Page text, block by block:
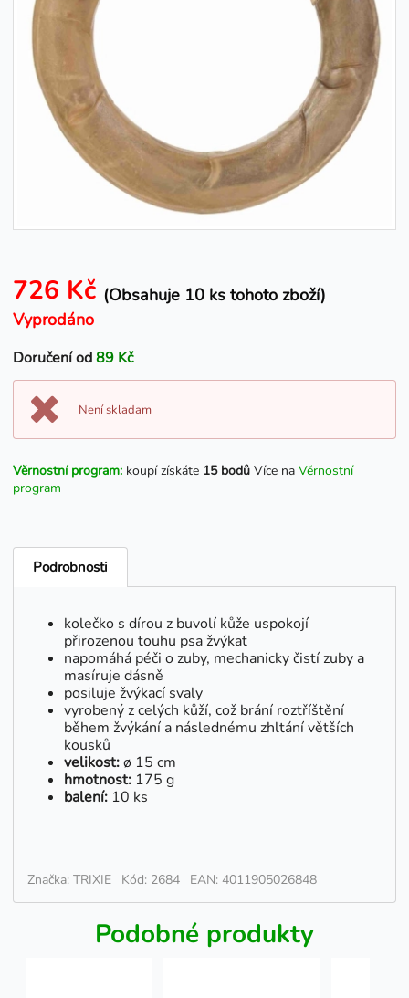
726 Kč (Obsahuje 10 ks tohoto zboží)
Vyprodáno
Doručení od89 Kč
Není skladam
Věrnostní program: koupí získáte 15 bodů Více na Věrnostní
program
Podrobnosti
kolečko s dírou z buvolí kůže uspokojí
přirozenou touhu psa žvýkat
napomáhá péči o zuby, mechanicky čistí zuby a
masíruje dásně
posiluje žvýkací svaly
vyrobený z celých kůží, což brání roztříštění
během žvýkání a následnému zhltání větších
kousků
velikost:ø 15 cm
hmotnost: 175 g
balení: 10 ks
Značka: TRIXIE Kód: 2684 EAN: 4011905026848
Podobné produkty